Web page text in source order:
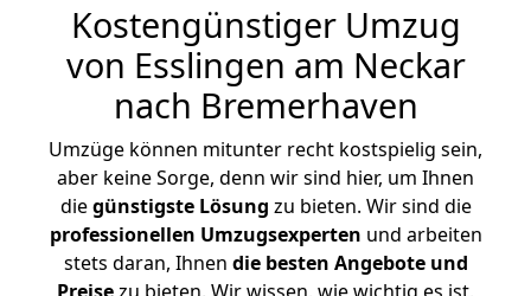
Kostengünstiger Umzug
von Esslingen am Neckar
nach Bremerhaven
Umzüge können mitunter recht kostspielig sein,
aber keine Sorge, denn wir sind hier, um Ihnen
diegünstigste Lösung zu bieten. Wir sind die
professionellen Umzugsexperten und arbeiten
stets daran, Ihnen die besten Angebote und